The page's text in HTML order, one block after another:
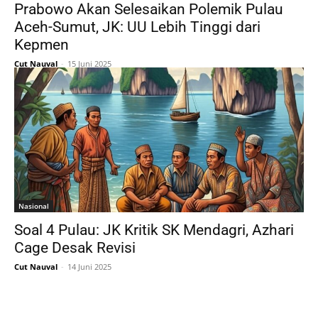
Prabowo Akan Selesaikan Polemik Pulau
Aceh-Sumut, JK: UU Lebih Tinggi dari
Kepmen
Cut Nauval - 15 Juni 2025
Nasional
Soal 4 Pulau: JK Kritik SK Mendagri, Azhari
Cage Desak Revisi
Cut Nauval - 14 Juni 2025